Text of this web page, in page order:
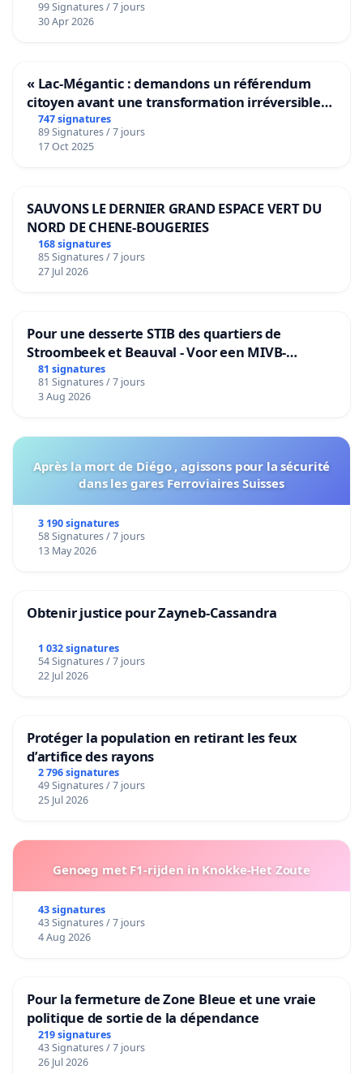
99 Signatures / 7 jours
30 Apr 2026
« Lac-Mégantic : demandons un référendum
citoyen avant une transformation irréversible
de notre territoire »
747 signatures
89 Signatures / 7 jours
17 Oct 2025
SAUVONS LE DERNIER GRAND ESPACE VERT DU
NORD DE CHENE-BOUGERIES
168 signatures
85 Signatures / 7 jours
27 Jul 2026
Pour une desserte STIB des quartiers de
Stroombeek et Beauval - Voor een MIVB-
bediening van de wijken Strombeek en Het
Voor
81 signatures
81 Signatures / 7 jours
3 Aug 2026
Après la mort de Diégo , agissons pour la sécurité
dans les gares Ferroviaires Suisses
3 190 signatures
58 Signatures / 7 jours
13 May 2026
Obtenir justice pour Zayneb-Cassandra
1 032 signatures
54 Signatures / 7 jours
22 Jul 2026
Protéger la population en retirant les feux
d’artifice des rayons
2 796 signatures
49 Signatures / 7 jours
25 Jul 2026
Genoeg met F1-rijden in Knokke-Het Zoute
43 signatures
43 Signatures / 7 jours
4 Aug 2026
Pour la fermeture de Zone Bleue et une vraie
politique de sortie de la dépendance
219 signatures
43 Signatures / 7 jours
26 Jul 2026